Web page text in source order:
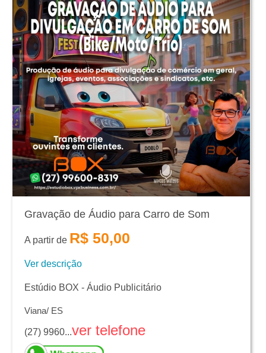
Gravação de Áudio para Carro de Som
A partir de R$ 50,00
Ver descrição
Estúdio BOX - Áudio Publicitário
Viana/ ES
(27) 9960...ver telefone